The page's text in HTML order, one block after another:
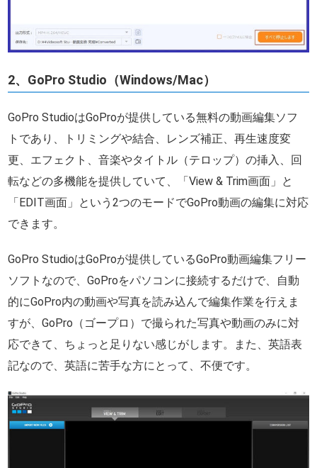
2、GoPro Studio（Windows/Mac）
GoPro StudioはGoProが提供している無料の動画編集ソフ
トであり、トリミングや結合、レンズ補正、再生速度変
更、エフェクト、音楽やタイトル（テロップ）の挿入、回
転などの多機能を提供していて、「View & Trim画面」と
「EDIT画面」という2つのモードでGoPro動画の編集に対応
できます。
GoPro StudioはGoProが提供しているGoPro動画編集フリー
ソフトなので、GoProをパソコンに接続するだけで、自動
的にGoPro内の動画や写真を読み込んで編集作業を行えま
すが、GoPro（ゴープロ）で撮られた写真や動画のみに対
応できて、ちょっと足りない感じがします。また、英語表
記なので、英語に苦手な方にとって、不便です。